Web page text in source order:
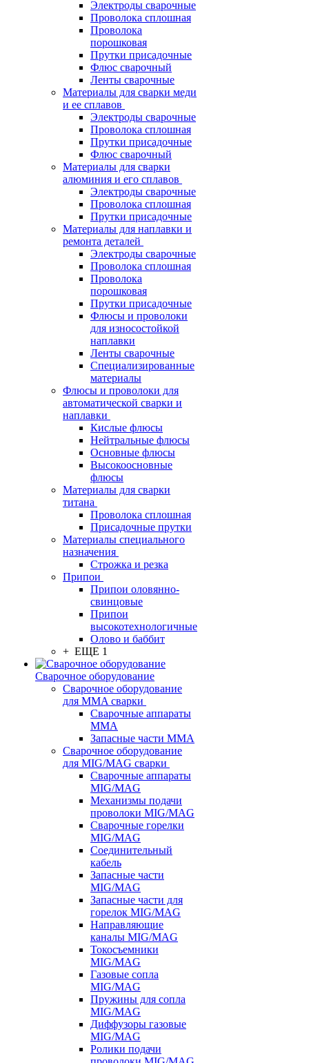
Электроды сварочные
Проволока сплошная
Проволока
порошковая
Прутки присадочные
Флюс сварочный
Ленты сварочные
Материалы для сварки меди
и ее сплавов
Электроды сварочные
Проволока сплошная
Прутки присадочные
Флюс сварочный
Материалы для сварки
алюминия и его сплавов
Электроды сварочные
Проволока сплошная
Прутки присадочные
Материалы для наплавки и
ремонта деталей
Электроды сварочные
Проволока сплошная
Проволока
порошковая
Прутки присадочные
Флюсы и проволоки
для износостойкой
наплавки
Ленты сварочные
Специализированные
материалы
Флюсы и проволоки для
автоматической сварки и
наплавки
Кислые флюсы
Нейтральные флюсы
Основные флюсы
Высокоосновные
флюсы
Материалы для сварки
титана
Проволока сплошная
Присадочные прутки
Материалы специального
назначения
Строжка и резка
Припои
Припои оловянно-
свинцовые
Припои
высокотехнологичные
Олово и баббит
+ ЕЩЕ 1
Сварочное оборудование
Сварочное оборудование
для MMA сварки
Сварочные аппараты
MMA
Запасные части MMA
Сварочное оборудование
для MIG/MAG сварки
Сварочные аппараты
MIG/MAG
Механизмы подачи
проволоки MIG/MAG
Сварочные горелки
MIG/MAG
Соединительный
кабель
Запасные части
MIG/MAG
Запасные части для
горелок MIG/MAG
Направляющие
каналы MIG/MAG
Токосъемники
MIG/MAG
Газовые сопла
MIG/MAG
Пружины для сопла
MIG/MAG
Диффузоры газовые
MIG/MAG
Ролики подачи